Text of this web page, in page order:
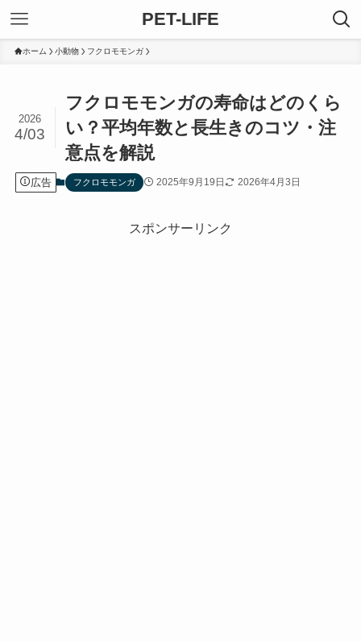
PET-LIFE
ホーム 小動物 フクロモモンガ
フクロモモンガの寿命はどのくら
い？平均年数と長生きのコツ・注
意点を解説
2026
4/03
広告 フクロモモンガ 2025年9月19日 2026年4月3日
スポンサーリンク